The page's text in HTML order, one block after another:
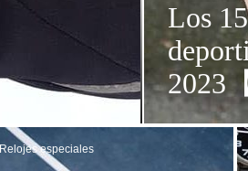
Los
2023
Relojes especiales